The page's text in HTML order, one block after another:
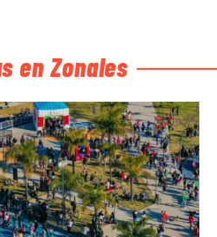
en Zonales